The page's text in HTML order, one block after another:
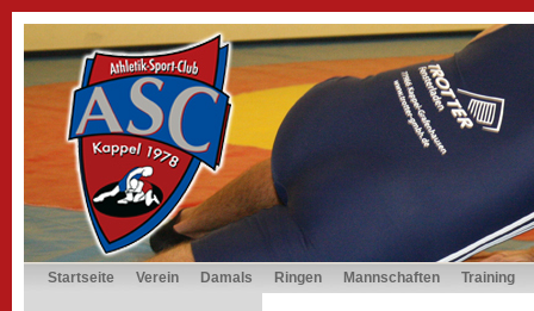
Startseite Verein Damals Ringen Mannschaften Training